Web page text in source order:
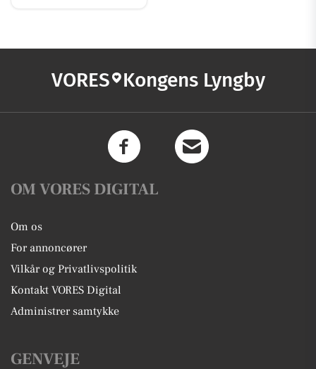
VORES Kongens Lyngby
OM VORES DIGITAL
Om os
For annoncører
Vilkår og Privatlivspolitik
Kontakt VORES Digital
Administrer samtykke
GENVEJE